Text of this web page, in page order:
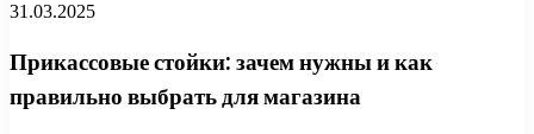
31.03.2025
Прикассовые стойки: зачем нужны и как
правильно выбрать для магазина